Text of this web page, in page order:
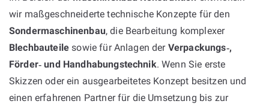
wir maßgeschneiderte technische Konzepte für den
Sondermaschinenbau, die Bearbeitung komplexer
Blechbauteile sowie für Anlagen der Verpackungs‑,
Förder‑ und Handhabungstechnik. Wenn Sie erste
Skizzen oder ein ausgearbeitetes Konzept besitzen und
einen erfahrenen Partner für die Umsetzung bis zur